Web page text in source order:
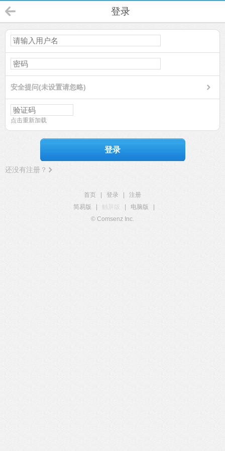
登录
安全提问(未设置请忽略)
点击重新加载
登录
还没有注册？
首页 登录
注册
简易版
触屏版 电脑版
© Comsenz Inc.